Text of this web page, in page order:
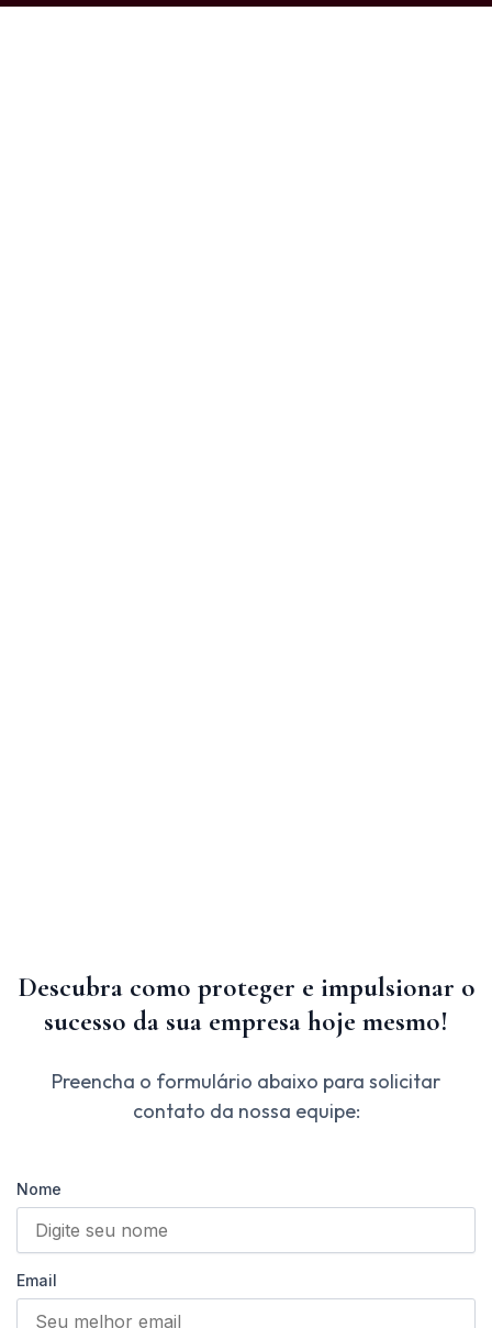
Descubra como proteger e impulsionar o
sucesso da sua empresa hoje mesmo!
Preencha o formulário abaixo para solicitar
contato da nossa equipe:
Nome
Email